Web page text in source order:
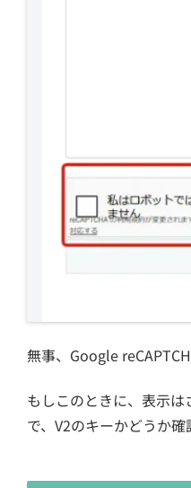
無事、Google
もしこのときに、表示
で、V2のキーかどうか確